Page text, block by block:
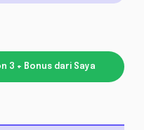
3 + Bonus dari Saya